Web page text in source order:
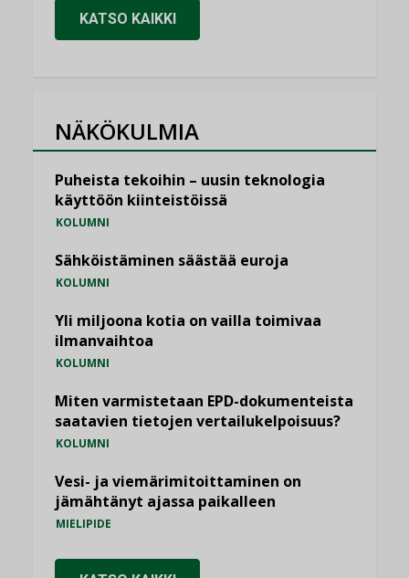
KATSO KAIKKI
NÄKÖKULMIA
Puheista tekoihin – uusin teknologia
käyttöön kiinteistöissä
KOLUMNI
Sähköistäminen säästää euroja
KOLUMNI
Yli miljoona kotia on vailla toimivaa
ilmanvaihtoa
KOLUMNI
Miten varmistetaan EPD-dokumenteista
saatavien tietojen vertailukelpoisuus?
KOLUMNI
Vesi- ja viemärimitoittaminen on
jämähtänyt ajassa paikalleen
MIELIPIDE